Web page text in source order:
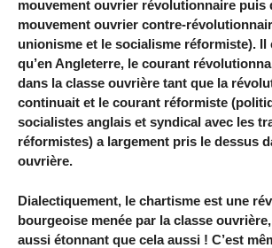
mouvement ouvrier révolutionnaire puis
mouvement ouvrier contre-
unionisme et le socialisme réformiste). Il
qu’en Angleterre, le courant
dans la classe ouvrière tant que la
continuait et le courant réformiste
socialistes anglais et syndical avec les
réformistes) a largement pris le dessus
ouvrière.
Dialectiquement, le chartisme est une
bourgeoise menée par la classe
aussi étonnant que cela aussi ! C’est